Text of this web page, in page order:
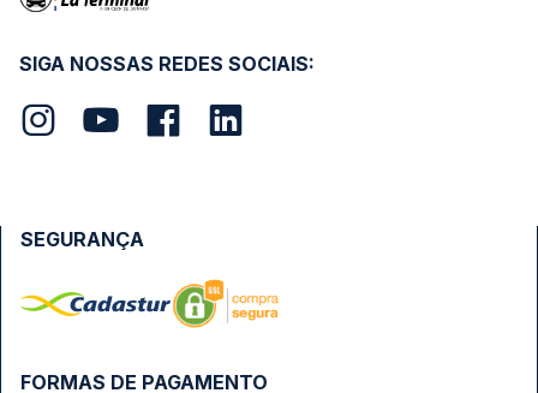
SIGA NOSSAS REDES SOCIAIS:
FORMAS DE PAGAMENTO
SEGURANÇA